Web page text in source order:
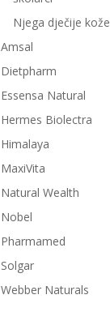
Njega dječije kože
Amsal
Dietpharm
Essensa Natural
Hermes Biolectra
Himalaya
MaxiVita
Natural Wealth
Nobel
Pharmamed
Solgar
Webber Naturals